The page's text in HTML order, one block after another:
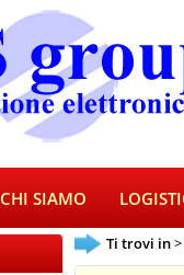
CHI SIAMO
Ti trovi in